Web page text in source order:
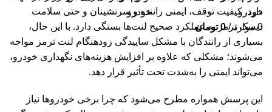
0 موارد /
0 تومان
دارد. کیفیت توقف، ایمنی راننده و سرنشینان و حتی سلامت
دیسک ترمز به عملکرد صحیح لنت‌ها بستگی دارد. با این حال،
بسیاری از رانندگان با مشکل ساییدگی زودهنگام لنت ترمز مواجه
می‌شوند؛ مشکلی که علاوه بر افزایش هزینه‌های نگهداری خودرو،
می‌تواند ایمنی را به‌شدت تحت تأثیر قرار دهد.
این پرسش همواره مطرح می‌شود که چرا برخی خودروها نیاز